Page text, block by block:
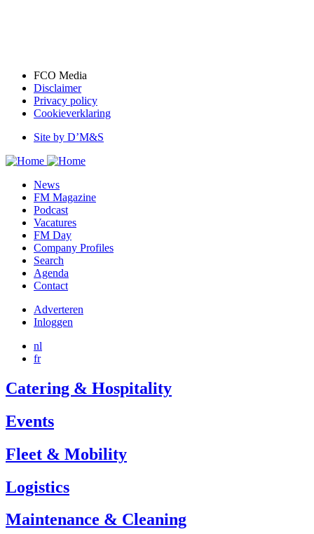
Bottom
menu
FCO Media
Disclaimer
Privacy policy
Cookieverklaring
DMS
Site by D’M&S
News
FM Magazine
Podcast
Vacatures
FM Day
Company Profiles
Search
Agenda
Contact
User
account
menu
reference
Adverteren
Inloggen
nl
fr
Catering & Hospitality
Events
Fleet & Mobility
Logistics
Maintenance & Cleaning